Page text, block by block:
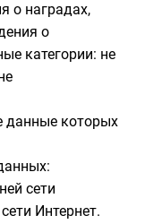
о наградах,
о
категории: не
данные которых
сети
Интернет.